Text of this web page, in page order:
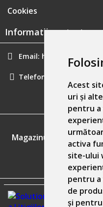
Acest
uri și
pentru a
activa
site-ului
pentru a
de
și
Cookies
Informatii contact:
Email:
Telefon:
Magazinul nostru